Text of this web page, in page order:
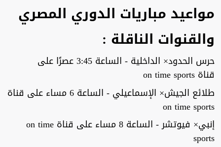
مواعيد مباريات الدوري المصري
والقنوات الناقلة :
حرس الحدود× الداخلية - الساعة 3:45 عصرًا على
قناة on time sports
طلائع الجيش× الإسماعيلي - الساعة 6 مساء على قناة
on time sports
إنبي× فيوتشر - الساعة 8 مساء على قناة on time
sports